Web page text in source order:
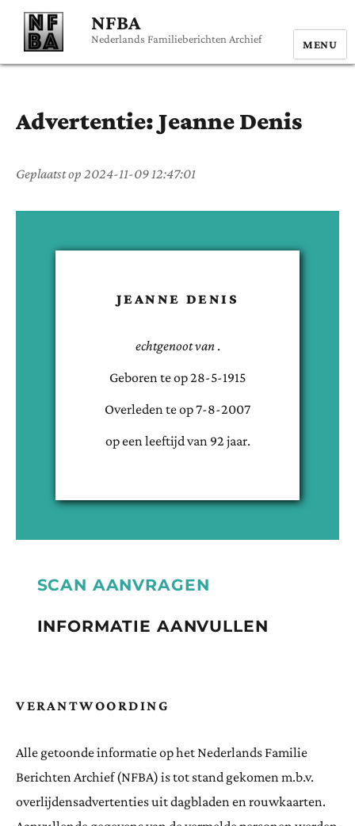
NFBA
Nederlands Familieberichten Archief MENU
Advertentie: Jeanne Denis
Geplaatst op 2024-11-09 12:47:01
JEANNE DENIS
echtgenoot van .
Geboren teop28-5-1915
Overleden teop7-8-2007
op een leeftijd van 92 jaar.
SCAN AANVRAGEN
INFORMATIE AANVULLEN
VERANTWOORDING
Alle getoonde informatie op het Nederlands Familie
Berichten Archief (NFBA) is tot stand gekomen m.b.v.
overlijdensadvertenties uit dagbladen en rouwkaarten.